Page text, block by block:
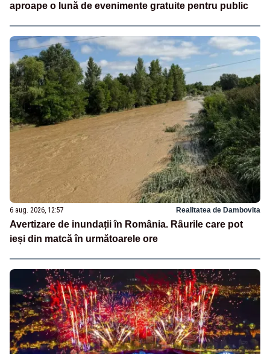
aproape o lună de evenimente gratuite pentru public
6 aug. 2026, 12:57 Realitatea de Dambovita
Avertizare de inundații în România. Râurile care pot
ieși din matcă în următoarele ore